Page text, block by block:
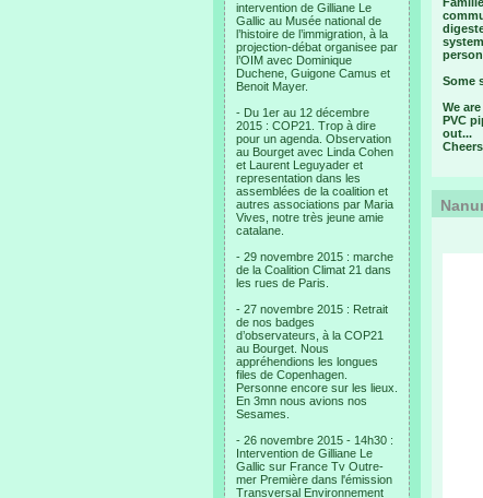
intervention de Gilliane Le
Gallic au Musée national de
l’histoire de l’immigration, à la
projection-débat organisee par
l’OIM avec Dominique
Duchene, Guigone Camus et
Benoit Mayer.
- Du 1er au 12 décembre
2015 : COP21. Trop à dire
pour un agenda. Observation
au Bourget avec Linda Cohen
et Laurent Leguyader et
representation dans les
assemblées de la coalition et
autres associations par Maria
Vives, notre très jeune amie
catalane.
- 29 novembre 2015 : marche
de la Coalition Climat 21 dans
les rues de Paris.
- 27 novembre 2015 : Retrait
de nos badges
d’observateurs, à la COP21
au Bourget. Nous
appréhendions les longues
files de Copenhagen.
Personne encore sur les lieux.
En 3mn nous avions nos
Sesames.
- 26 novembre 2015 - 14h30 :
Intervention de Gilliane Le
Gallic sur France Tv Outre-
mer Première dans l'émission
Transversal Environnement
Some
We
PVC
out...